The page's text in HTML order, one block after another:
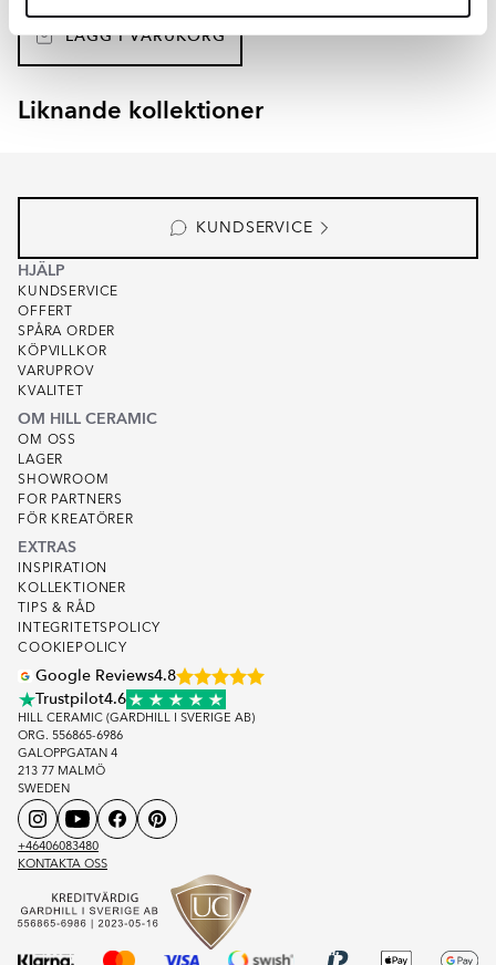
LÄGG I VARUKORG
Liknande kollektioner
RENOLIA
KUNDSERVICE
HJÄLP
KUNDSERVICE
OFFERT
SPÅRA ORDER
KÖPVILLKOR
VARUPROV
KVALITET
OM HILL CERAMIC
OM OSS
LAGER
SHOWROOM
FOR PARTNERS
FÖR KREATÖRER
EXTRAS
INSPIRATION
KOLLEKTIONER
TIPS & RÅD
INTEGRITETSPOLICY
COOKIEPOLICY
Google Reviews4.8
Trustpilot4.6
HILL CERAMIC (GARDHILL I SVERIGE AB)
ORG. 556865-6986
GALOPPGATAN 4
213 77 MALMÖ
SWEDEN
+46406083480
KONTAKTA OSS